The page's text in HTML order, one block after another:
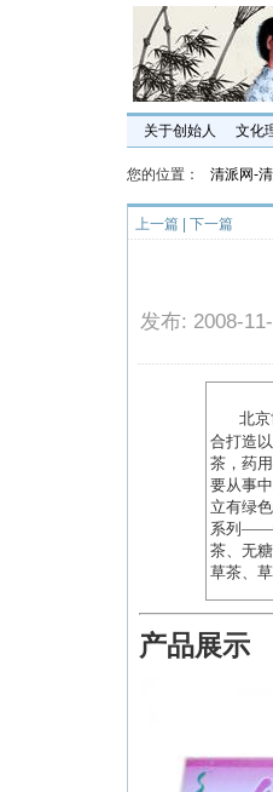
关于创始人 文化
您的位置： 清派网-
上一篇 | 下一篇
发布: 2008-
北
合打造
茶，药
要从事
立有绿
系列——
茶、无
草茶、
产品展示